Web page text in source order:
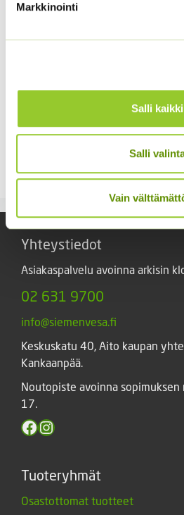
Markkinointi
Salli kaikki
Salli
Vain
g
Sisältää arvonlisäveron
Yhteystiedot
Asiakaspalvelu avoinna arkisin
02 631 9700
info@siemenvesa.fi
Keskuskatu 40, Aito kaupan
Kankaanpää.
Noutopiste avoinna sopimuksen
17.
Facebook
Instagram
Tuoteryhmät
Osastottomat tuotteet